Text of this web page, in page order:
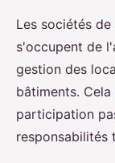
Les sociétés
s'occupent de
gestion des
bâtiments.
participation
responsabilités